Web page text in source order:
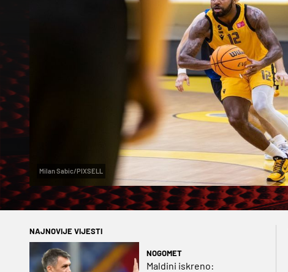
Milan Sabic/PIXSELL
NAJNOVIJE VIJESTI
NOGOMET
Maldini iskreno: